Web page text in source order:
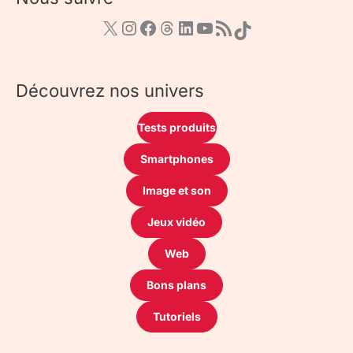
Découvrez nos univers
Tests produits
Smartphones
Image et son
Jeux vidéo
Web
Bons plans
Tutoriels